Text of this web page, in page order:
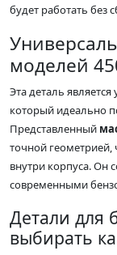
будет работать без
моделей
Эта деталь
который идеально
Представленный
точной
внутри корпуса. Он
современными
Детали для
выбирать